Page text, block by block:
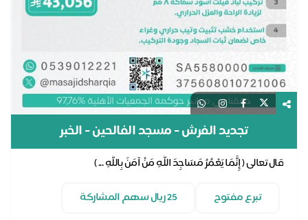
تجديد الفرش - مسجد الفالحين - الخبر
قال تعالى ( إِنَّمَا يَعْمُرُ مَسَاجِدَ اللَّهِ مَنْ آمَنَ بِاللَّهِ ... )
تبرع مفتوح